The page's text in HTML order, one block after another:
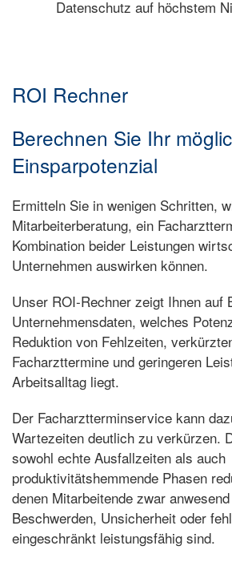
Datenschutz auf höchstem
ROI Rechner
Berechnen Sie Ihr
Einsparpotenzial
Ermitteln Sie in wenigen Schritten,
Mitarbeiterberatung, ein
Kombination beider Leistungen
Unternehmen auswirken können.
Unser ROI-Rechner zeigt Ihnen auf
Unternehmensdaten, welches
Reduktion von Fehlzeiten,
Facharzttermine und geringeren
Arbeitsalltag liegt.
Der Facharztterminservice kann
Wartezeiten deutlich zu verkürzen.
sowohl echte Ausfallzeiten als auch
produktivitätshemmende Phasen
denen Mitarbeitende zwar
Beschwerden, Unsicherheit oder
eingeschränkt leistungsfähig sind.